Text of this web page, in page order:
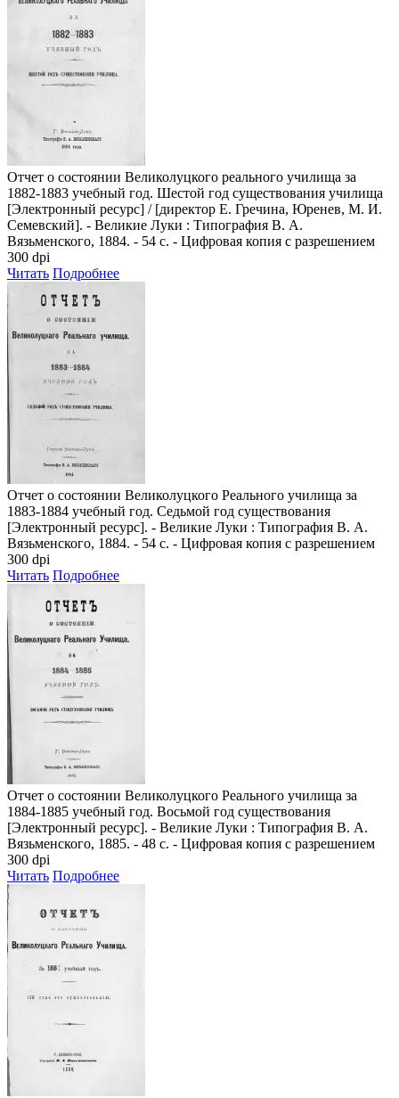
Отчет о состоянии Великолуцкого реального училища за
1882-1883 учебный год. Шестой год существования училища
[Электронный ресурс] / [директор Е. Гречина, Юренев, М. И.
Семевский]. - Великие Луки : Типография В. А.
Вязьменского, 1884. - 54 с. - Цифровая копия с разрешением
300 dpi
Читать Подробнее
Отчет о состоянии Великолуцкого Реального училища за
1883-1884 учебный год. Седьмой год существования
[Электронный ресурс]. - Великие Луки : Типография В. А.
Вязьменского, 1884. - 54 с. - Цифровая копия с разрешением
300 dpi
Читать Подробнее
Отчет о состоянии Великолуцкого Реального училища за
1884-1885 учебный год. Восьмой год существования
[Электронный ресурс]. - Великие Луки : Типография В. А.
Вязьменского, 1885. - 48 с. - Цифровая копия с разрешением
300 dpi
Читать Подробнее